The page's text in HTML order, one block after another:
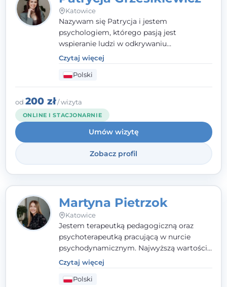
Katowice
Nazywam się Patrycja i jestem
psychologiem, którego pasją jest
wspieranie ludzi w odkrywaniu
wewnętrznej siły i radzeniu sobie z
codziennymi trudnościami. Pracuję w
nurcie poznawczo-behawioralnym, oferując
indywidualne podejście pełne empatii,
zaufania i wsparcia. Jeśli masz za sobą
trudny czas, jestem tutaj dla Ciebie.
Czytaj więcej
Polski
od 200 zł/ wizyta
ONLINE I STACJONARNIE
Umów wizytę
Zobacz profil
Martyna Pietrzok
Katowice
Jestem terapeutką pedagogiczną oraz
psychoterapeutką pracującą w nurcie
psychodynamicznym. Najwyższą wartością
jest dla mnie bliska, pełna zrozumienia i
zaangażowania relacja z pacjentem. To
właśnie ta oparta na zaufaniu więź staje się
Czytaj więcej
Polski